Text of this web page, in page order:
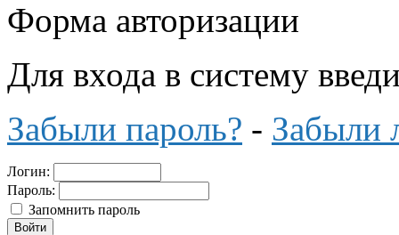
Форма авторизации
Для входа в систему
Забыли пароль? - Забыли
Логин:
Пароль:
Запомнить пароль